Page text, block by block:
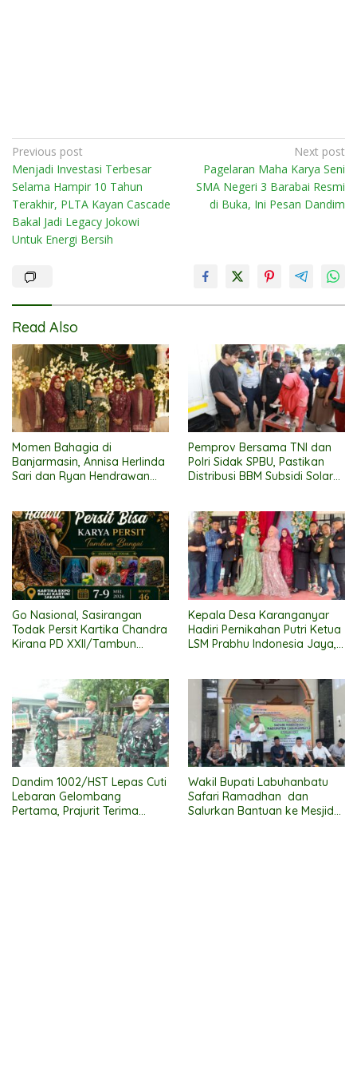
Post
navigation
Previous post
Menjadi Investasi Terbesar
Selama Hampir 10 Tahun
Terakhir, PLTA Kayan Cascade
Bakal Jadi Legacy Jokowi
Untuk Energi Bersih
Next post
Pagelaran Maha Karya Seni
SMA Negeri 3 Barabai Resmi
di Buka, Ini Pesan Dandim
Read Also
Momen Bahagia di
Banjarmasin, Annisa Herlinda
Sari dan Ryan Hendrawan
Pemprov Bersama TNI dan
Polri Sidak SPBU, Pastikan
Distribusi BBM Subsidi Solar
Go Nasional, Sasirangan
Todak Persit Kartika Chandra
Kirana PD XXII/Tambun
Kepala Desa Karanganyar
Hadiri Pernikahan Putri Ketua
LSM Prabhu Indonesia Jaya,
Dandim 1002/HST Lepas Cuti
Lebaran Gelombang
Pertama, Prajurit Terima
Wakil Bupati Labuhanbatu
Safari Ramadhan dan
Salurkan Bantuan ke Mesjid